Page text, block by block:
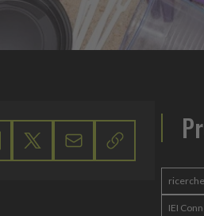
ricerche
IEI